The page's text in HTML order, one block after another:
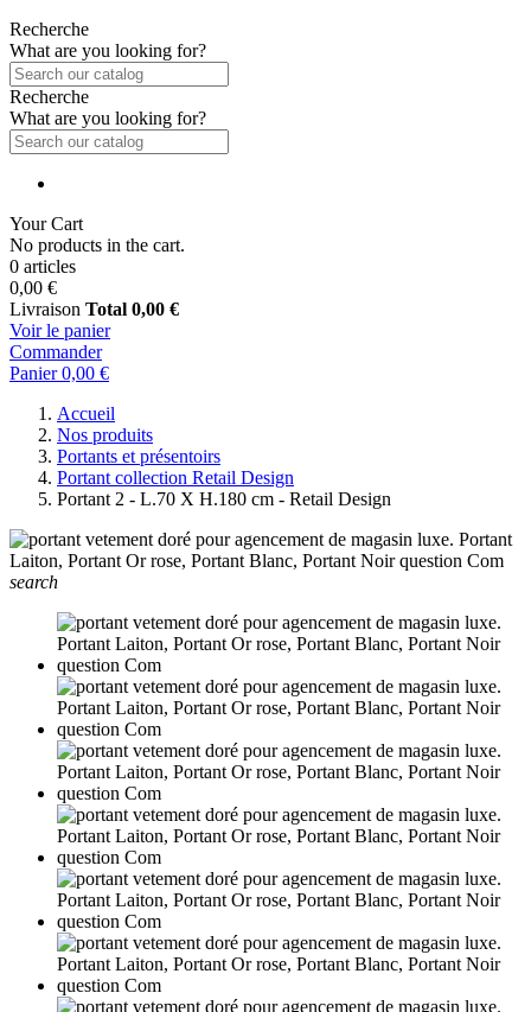
Recherche
What are you looking for?
Recherche
What are you looking for?
Your Cart
No products in the cart.
0 articles
0,00 €
Livraison Total 0,00 €
Voir le panier
Commander
Panier 0,00 €
Accueil
Nos produits
Portants et présentoirs
Portant collection Retail Design
Portant 2 - L.70 X H.180 cm - Retail Design
search